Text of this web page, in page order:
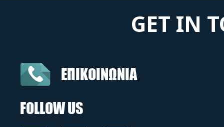
GET IN
ΕΠΙΚΟΙΝΩΝΙΑ
FOLLOW US